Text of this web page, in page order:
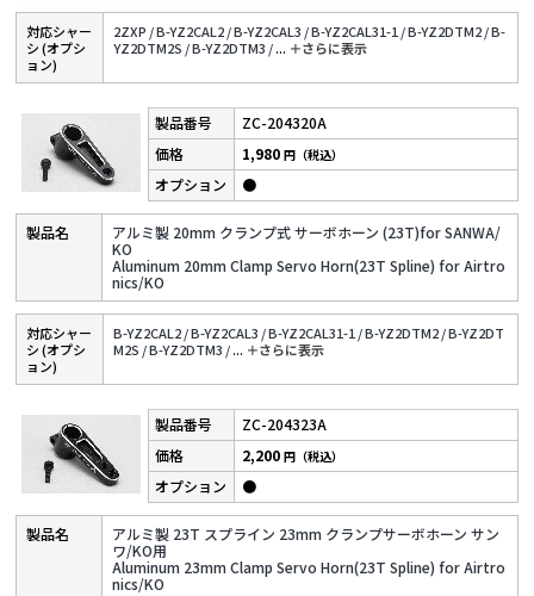
対応シャー
シ (オプシ
ョン)
2ZXP /B-YZ2CAL2 /B-YZ2CAL3 /B-YZ2CAL31-1 /B-YZ2DTM2 /B-
YZ2DTM2S /B-YZ2DTM3 /... ＋さらに表⽰
ZC-204320A
アルミ製 20mm クランプ式 サーボホーン (23T)for SANWA/
KO
Aluminum 20mm Clamp Servo Horn(23T Spline) for Airtro
nics/KO
1,980円（税込）
●
対応シャー
シ (オプシ
ョン)
B-YZ2CAL2 /B-YZ2CAL3 /B-YZ2CAL31-1 /B-YZ2DTM2 /B-YZ2DT
M2S /B-YZ2DTM3 /... ＋さらに表⽰
ZC-204323A
アルミ製 23T スプライン 23mm クランプサーボホーン サン
ワ/KO用
Aluminum 23mm Clamp Servo Horn(23T Spline) for Airtro
nics/KO
2,200円（税込）
●